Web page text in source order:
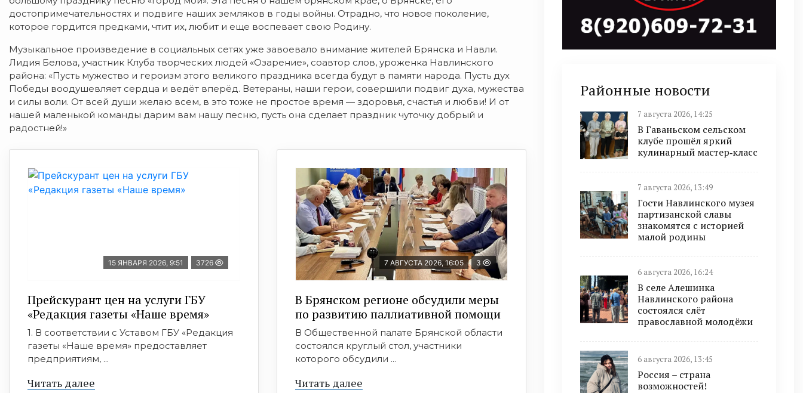
достопримечательностях и подвиге наших земляков в годы войны. Отрадно, что новое поколение,
которое гордится предками, чтит их, любит и еще воспевает свою Родину.
Музыкальное произведение в социальных сетях уже завоевало внимание жителей Брянска и Навли.
Лидия Белова, участник Клуба творческих людей «Озарение», соавтор слов, уроженка Навлинского
района: «Пусть мужество и героизм этого великого праздника всегда будут в памяти народа. Пусть дух
Победы воодушевляет сердца и ведёт вперёд. Ветераны, наши герои, совершили подвиг духа, мужества
и силы воли. От всей души желаю всем, в это тоже не простое время — здоровья, счастья и любви! И от
нашей маленькой команды дарим вам нашу песню, пусть она сделает праздник чуточку добрый и
радостней!»
15 ЯНВАРЯ 2026, 9:51 3726
Прейскурант цен на услуги ГБУ
«Редакция газеты «Наше время»
1. В соответствии с Уставом ГБУ «Редакция
газеты «Наше время» предоставляет
предприятиям, ...
Читать далее
7 АВГУСТА 2026, 16:05 3
В Брянском регионе обсудили меры
по развитию паллиативной помощи
В Общественной палате Брянской области
состоялся круглый стол, участники
которого обсудили ...
Читать далее
Районные новости
7 августа 2026, 14:25
В Гаваньском сельском
клубе прошёл яркий
кулинарный мастер‑класс
7 августа 2026, 13:49
Гости Навлинского музея
партизанской славы
знакомятся с историей
малой родины
6 августа 2026, 16:24
В селе Алешинка
Навлинского района
состоялся слёт
православной молодёжи
6 августа 2026, 13:45
Россия – страна
возможностей!